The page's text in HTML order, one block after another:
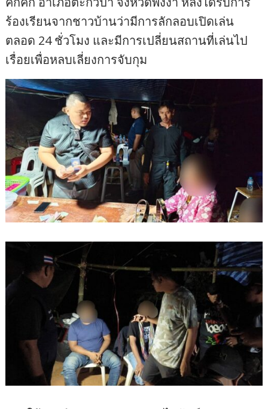
ร้องเรียนจากชาวบ้านว่ามีการลักลอบเปิดเล่น
ตลอด 24 ชั่วโมง และมีการเปลี่ยนสถานที่เล่นไป
เรื่อยเพื่อหลบเลี่ยงการจับกุม